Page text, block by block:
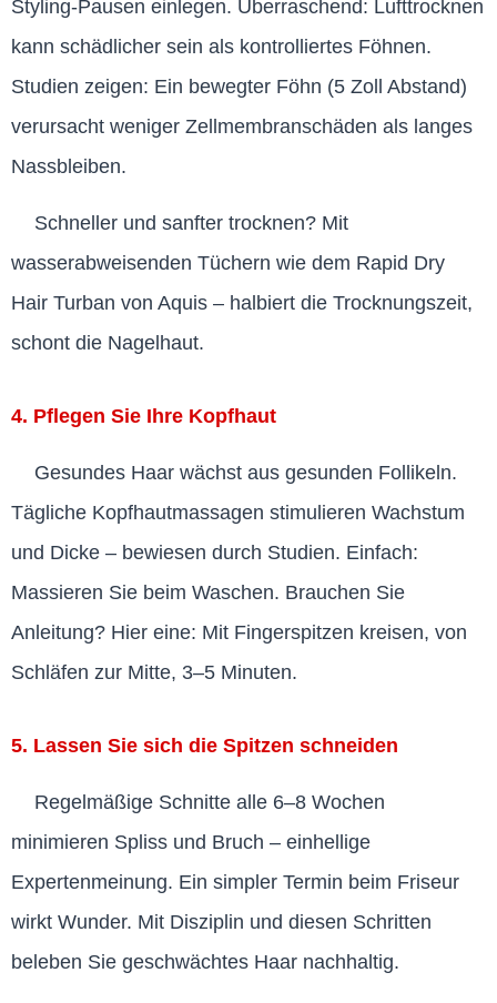
Styling-Pausen einlegen. Überraschend: Lufttrocknen
kann schädlicher sein als kontrolliertes Föhnen.
Studien zeigen: Ein bewegter Föhn (5 Zoll Abstand)
verursacht weniger Zellmembranschäden als langes
Nassbleiben.
Schneller und sanfter trocknen? Mit
wasserabweisenden Tüchern wie dem Rapid Dry
Hair Turban von Aquis – halbiert die Trocknungszeit,
schont die Nagelhaut.
4. Pflegen Sie Ihre Kopfhaut
Gesundes Haar wächst aus gesunden Follikeln.
Tägliche Kopfhautmassagen stimulieren Wachstum
und Dicke – bewiesen durch Studien. Einfach:
Massieren Sie beim Waschen. Brauchen Sie
Anleitung? Hier eine: Mit Fingerspitzen kreisen, von
Schläfen zur Mitte, 3–5 Minuten.
5. Lassen Sie sich die Spitzen schneiden
Regelmäßige Schnitte alle 6–8 Wochen
minimieren Spliss und Bruch – einhellige
Expertenmeinung. Ein simpler Termin beim Friseur
wirkt Wunder. Mit Disziplin und diesen Schritten
beleben Sie geschwächtes Haar nachhaltig.